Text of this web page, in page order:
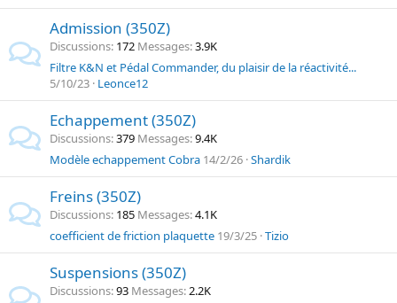
Admission (350Z)
Discussions 172 Messages 3.9K
Filtre K&N et Pédal Commander, du plaisir de la réactivité...
5/10/23 Leonce12
Echappement (350Z)
Discussions 379 Messages 9.4K
Modèle echappement Cobra 14/2/26 Shardik
Freins (350Z)
Discussions 185 Messages 4.1K
coefficient de friction plaquette 19/3/25 Tizio
Suspensions (350Z)
Discussions 93 Messages 2.2K